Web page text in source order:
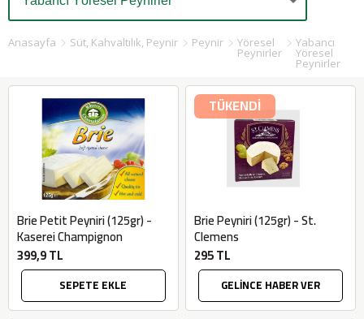
Anasayfa Süt, Kahvaltılık, Peynir Peynir Yöresel
Peynirler
Yabancı
Yöresel
Peynirler
Brie Petit Peyniri (125gr) -
Kaserei Champignon
399,9 TL
SEPETE EKLE
TÜKENDİ
Brie Peyniri (125gr) - St.
Clemens
295 TL
GELİNCE HABER VER